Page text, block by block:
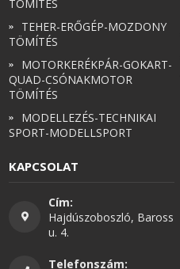
TÖMÍTÉS
TEHER-ERŐGÉP-MOZDONY
TÖMÍTÉS
MOTORKERÉKPÁR-GOKART-
QUAD-CSÓNAKMOTOR
TÖMÍTÉS
MODELLEZÉS-TECHNIKAI
SPORT-MODELLSPORT
KAPCSOLAT
Cím:
Hajdúszoboszló, Baross
u. 4.
Telefonszám: